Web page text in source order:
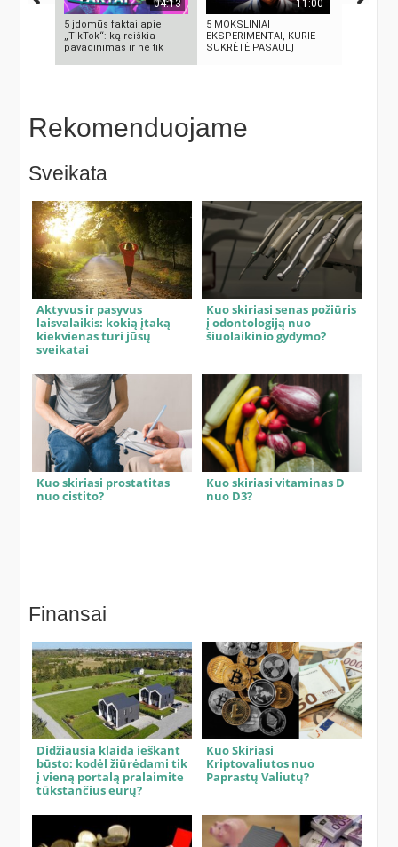
04:13
5 įdomūs faktai apie
„TikTok“: ką reiškia
pavadinimas ir ne tik
11:00
5 MOKSLINIAI
EKSPERIMENTAI, KURIE
SUKRĖTĖ PASAULĮ
Rekomenduojame
Sveikata
Aktyvus ir pasyvus
laisvalaikis: kokią įtaką
kiekvienas turi jūsų
sveikatai
Kuo skiriasi senas požiūris
į odontologiją nuo
šiuolaikinio gydymo?
Kuo skiriasi prostatitas
nuo cistito?
Kuo skiriasi vitaminas D
nuo D3?
Finansai
Didžiausia klaida ieškant
būsto: kodėl žiūrėdami tik
į vieną portalą pralaimite
tūkstančius eurų?
Kuo Skiriasi
Kriptovaliutos nuo
Paprastų Valiutų?